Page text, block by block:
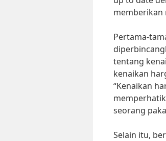
memberikan
Pertama-
tentang
kenaikan
“Kenaikan
seorang
Selain itu,